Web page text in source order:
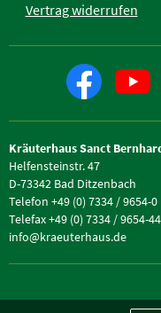
Vertrag widerrufen
Kräuterhaus Sanct
Helfensteinstr. 47
D-73342 Bad Ditzenbach
Telefon +49 (0) 7334 / 9654-0
Telefax +49 (0) 7334 / 9654-44
info@kraeuterhaus.de